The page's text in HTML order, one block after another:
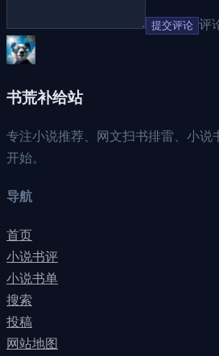
提交评论 评
书荒补给站
专注小说推荐、网文扫书排雷、小说
开始。
导航
首页
小说书评
小说书单
搜索
投稿
网站地图